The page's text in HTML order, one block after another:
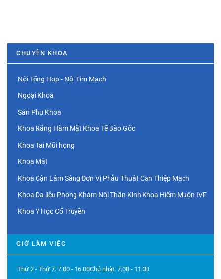
CHUYÊN KHOA
Nội Tổng Hợp - Nội Tim Mạch
Ngoại Khoa
Sản Phụ Khoa
Khoa Răng Hàm Mặt Khoa Tế Bào Gốc
Khoa Tai Mũi họng
Khoa Mắt
Khoa Cận Lâm SàngĐơn Vị Phẫu Thuật Can Thiệp Mạch
Khoa Da liễu Phòng Khám Nội Thần Kinh Khoa Hiếm Muộn IVF
Khoa Y Học Cổ Truyền
GIỜ LÀM VIỆC
Thứ 2 - Thứ 7: 7.00 - 16.00Chủ nhật: 7.00 - 11.30